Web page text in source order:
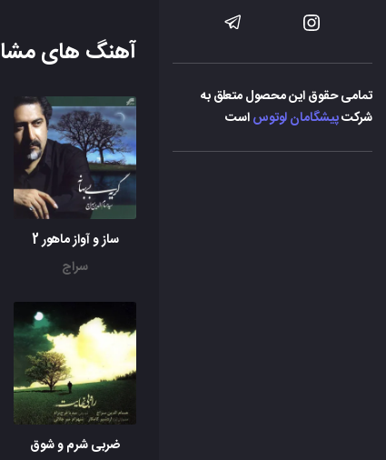
تمامی حقوق این محصول متعلق به
شرکتپیشگامان لوتوساست
آهنگ های
ساز و آواز ماهور 2
سراج
ضربی شرم و شوق